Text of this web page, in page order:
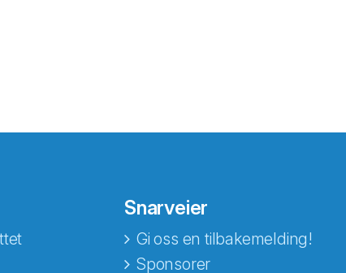
Snarveier
Gi oss en tilbakemelding!
Sponsorer